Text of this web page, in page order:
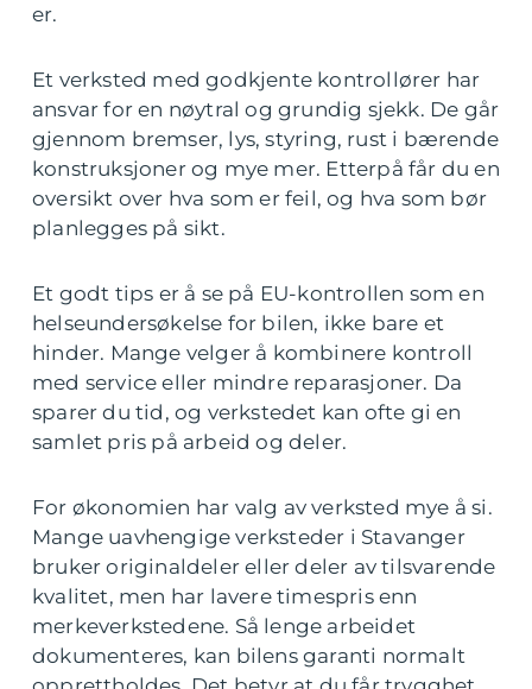
er.
Et verksted med godkjente kontrollører har
ansvar for en nøytral og grundig sjekk. De går
gjennom bremser, lys, styring, rust i bærende
konstruksjoner og mye mer. Etterpå får du en
oversikt over hva som er feil, og hva som bør
planlegges på sikt.
Et godt tips er å se på EU-kontrollen som en
helseundersøkelse for bilen, ikke bare et
hinder. Mange velger å kombinere kontroll
med service eller mindre reparasjoner. Da
sparer du tid, og verkstedet kan ofte gi en
samlet pris på arbeid og deler.
For økonomien har valg av verksted mye å si.
Mange uavhengige verksteder i Stavanger
bruker originaldeler eller deler av tilsvarende
kvalitet, men har lavere timespris enn
merkeverkstedene. Så lenge arbeidet
dokumenteres, kan bilens garanti normalt